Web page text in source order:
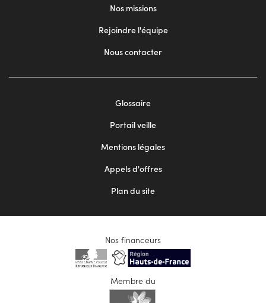
Nos missions
Rejoindre l'équipe
Nous contacter
Glossaire
Portail veille
Mentions légales
Appels d'offres
Plan du site
Nos financeurs
Membre du